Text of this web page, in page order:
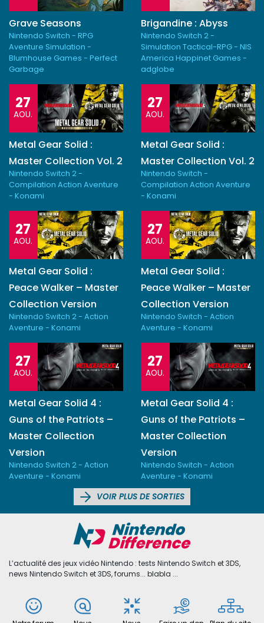
Grave Seasons
Nintendo Switch - RPG
Aventure Simulation -
Blumhouse Games - Perfect
Garbage
Brigandine : Abyss
Nintendo Switch 2 -
Simulation Tactical-RPG - NIS
America Happinet Games -
adglobe
27
AOU.
Metal Gear Solid :
Master Collection Vol. 2
Nintendo Switch 2 -
Compilation Action Aventure
- Konami
27
AOU.
Metal Gear Solid :
Master Collection Vol. 2
Nintendo Switch -
Compilation Action Aventure
- Konami
27
AOU.
Metal Gear Solid :
Peace Walker – Master
Collection Version
Nintendo Switch 2 - Action
Aventure - Konami
27
AOU.
Metal Gear Solid :
Peace Walker – Master
Collection Version
Nintendo Switch - Action
Aventure - Konami
27
AOU.
Metal Gear Solid 4 :
Guns of the Patriots –
Master Collection
Version
Nintendo Switch 2 - Action
Aventure - Konami
27
AOU.
Metal Gear Solid 4 :
Guns of the Patriots –
Master Collection
Version
Nintendo Switch - Action
Aventure - Konami
VOIR PLUS DE SORTIES
L’actualité des jeux vidéo Nintendo : tests Nintendo Switch et 3DS,
news Nintendo Switch et 3DS, forums... blabla ...